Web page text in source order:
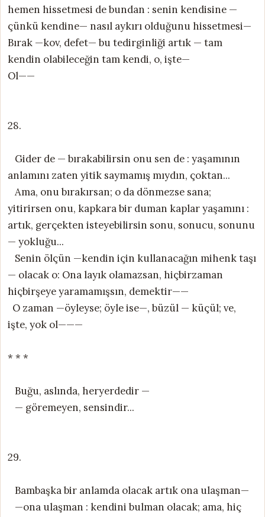
hemen hissetmesi de bundan : senin kendisine —
çünkü kendine— nasıl aykırı olduğunu hissetmesi—
Bırak —kov, defet— bu tedirginliği artık — tam
kendin olabileceğin tam kendi, o, işte—
Ol——
28.
Gider de — bırakabilirsin onu sen de : yaşamının
anlamını zaten yitik saymamış mıydın, çoktan...
Ama, onu bırakırsan; o da dönmezse sana;
yitirirsen onu, kapkara bir duman kaplar yaşamını :
artık, gerçekten isteyebilirsin sonu, sonucu, sonunu
— yokluğu...
Senin ölçün —kendin için kullanacağın mihenk taşı
— olacak o: Ona layık olamazsan, hiçbirzaman
hiçbirşeye yaramamışsın, demektir——
O zaman —öyleyse; öyle ise—, büzül — küçül; ve,
işte, yok ol———
* * *
Buğu, aslında, heryerdedir —
— göremeyen, sensindir...
29.
Bambaşka bir anlamda olacak artık ona ulaşman—
—ona ulaşman : kendini bulman olacak; ama, hiç